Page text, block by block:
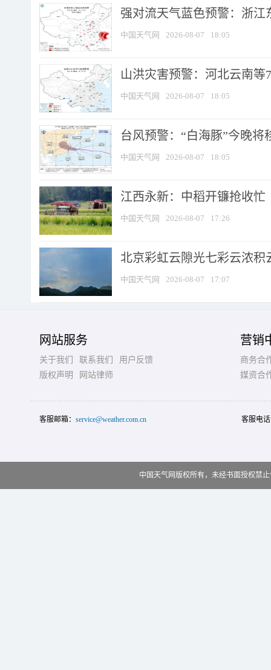
强对流天气蓝色预警：浙江
中国天气网 2026-08-07 18:05
山洪灾害预警：河北云南
中国天气网 2026-08-07 18:05
台风预警：“白海豚”今晚将
中国天气网 2026-08-07 18:05
江西永新：中稻开镰抢收忙
中国天气网 2026-08-07 17:26
北京彩虹云隙光七彩云浓积
中国天气网 2026-08-07 17:07
网站服务
关于我们 联系我们
用户反馈
版权声明
网站律师
营销
商务合
媒资合
客服邮箱： service@weather.com.cn 客服电
中国天气网版权所有，未经书面授权